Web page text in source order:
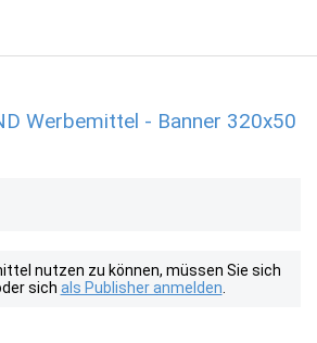
Werbemittel - Banner 320x50
nutzen zu können, müssen Sie sich
sich als Publisher anmelden